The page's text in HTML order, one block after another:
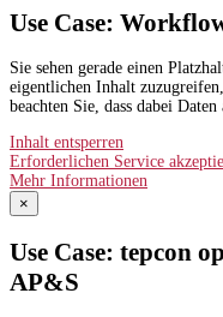
Use Case:
Sie sehen gerade einen
eigentlichen Inhalt
beachten Sie, dass dabei
Inhalt entsperren
Erforderlichen Service
Mehr Informationen
×
Use Case: tepcon
AP&S​